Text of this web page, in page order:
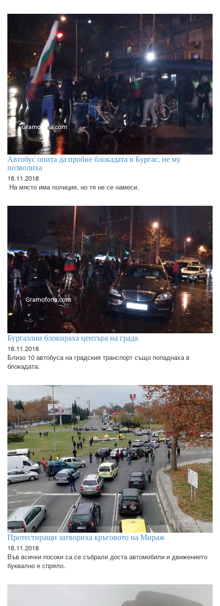
Автобус опита да пробие блокадата в Бургас, не му
позволиха
18.11.2018
На място има полиция, но тя не се намеси.
Бургазлии блокираха центъра на града
18.11.2018
Близо 10 автобуса на градския транспорт също попаднаха в
блокадата.
Протестиращи затвориха кръговото на Мираж
18.11.2018
Във всички посоки са се събрали доста автомобили и движението
буквално е спряло.